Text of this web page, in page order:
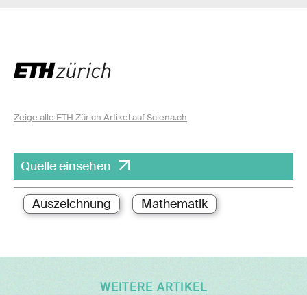
Zeige alle ETH Zürich Artikel auf Sciena.ch
Quelle einsehen
Auszeichnung Mathematik
WEITERE ARTIKEL